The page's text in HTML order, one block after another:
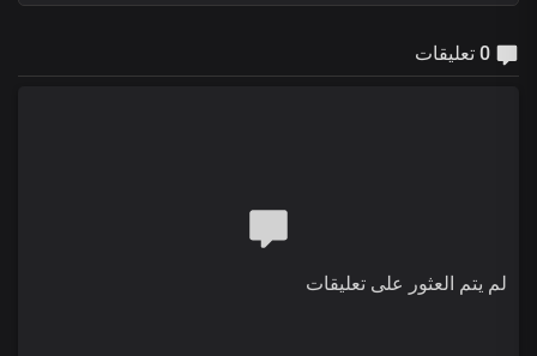
لم يتم العثور على تعليقات